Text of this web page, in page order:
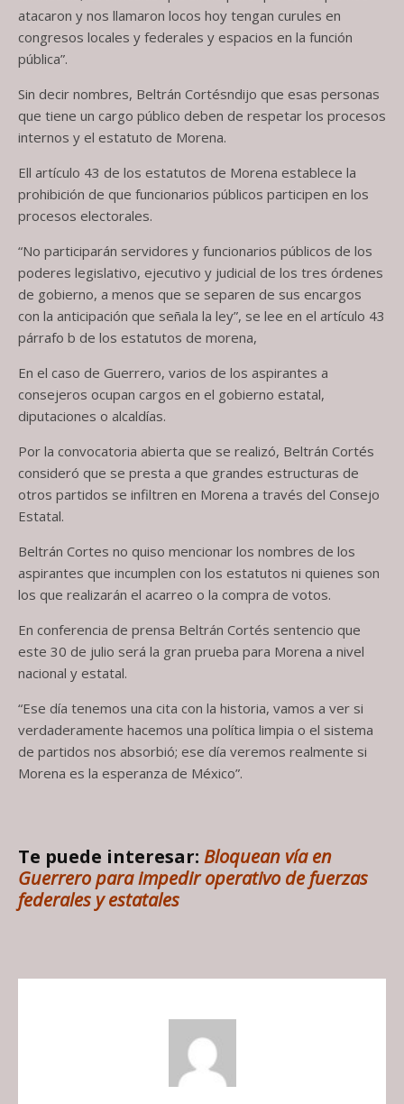
atacaron y nos llamaron locos hoy tengan curules en
congresos locales y federales y espacios en la función
pública”.
Sin decir nombres, Beltrán Cortésndijo que esas personas
que tiene un cargo público deben de respetar los procesos
internos y el estatuto de Morena.
Ell artículo 43 de los estatutos de Morena establece la
prohibición de que funcionarios públicos participen en los
procesos electorales.
“No participarán servidores y funcionarios públicos de los
poderes legislativo, ejecutivo y judicial de los tres órdenes
de gobierno, a menos que se separen de sus encargos
con la anticipación que señala la ley”, se lee en el artículo 43
párrafo b de los estatutos de morena,
En el caso de Guerrero, varios de los aspirantes a
consejeros ocupan cargos en el gobierno estatal,
diputaciones o alcaldías.
Por la convocatoria abierta que se realizó, Beltrán Cortés
consideró que se presta a que grandes estructuras de
otros partidos se infiltren en Morena a través del Consejo
Estatal.
Beltrán Cortes no quiso mencionar los nombres de los
aspirantes que incumplen con los estatutos ni quienes son
los que realizarán el acarreo o la compra de votos.
En conferencia de prensa Beltrán Cortés sentencio que
este 30 de julio será la gran prueba para Morena a nivel
nacional y estatal.
“Ese día tenemos una cita con la historia, vamos a ver si
verdaderamente hacemos una política limpia o el sistema
de partidos nos absorbió; ese día veremos realmente si
Morena es la esperanza de México”.
Te puede interesar: Bloquean vía en
Guerrero para impedir operativo de fuerzas
federales y estatales